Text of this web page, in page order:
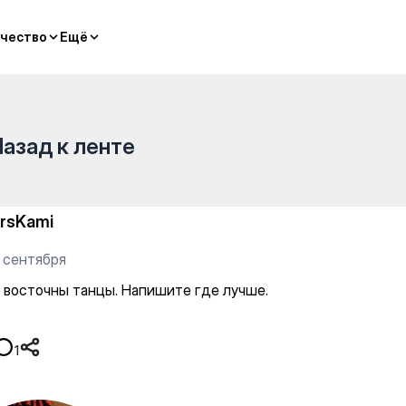
Ещё
Ещёгде лучше.
к ленте
сентября
восточны танцы. Напишите где лучше.
1